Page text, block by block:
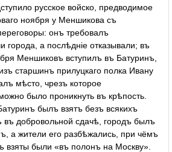
русское войско, предводимое
ноября у Меншикова съ
онъ требовалъ
города, а послѣдніе отказывали; въ
Меншиковъ вступилъ въ Батуринъ,
старшинъ прилуцкаго полка Ивану
мѣсто, чрезъ которое
было проникнуть въ крѣпость.
былъ взятъ безъ всякихъ
въ добровольной сдачѣ, городъ былъ
а жители его разбѣжались, при чёмъ
взяты были «въ полонъ на Москву».